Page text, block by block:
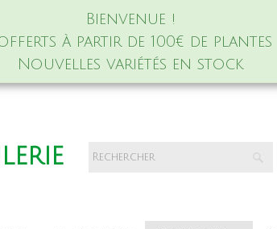
Bienvenue !
à partir de 100€ de plantes
Nouvelles variétés en stock